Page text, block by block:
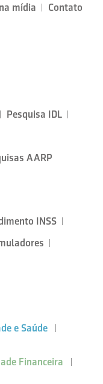
mídia
Contato
Pesquisa IDL
AARP
INSS
e Saúde
Financeira